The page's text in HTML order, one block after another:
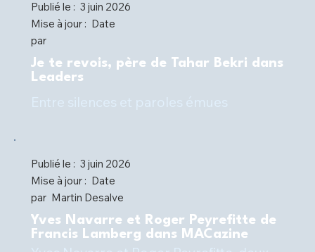
Publié le : 3 juin 2026
Mise à jour : Date
par
Je te revois, père de Tahar Bekri dans
Leaders
Publié le : 3 juin 2026
Mise à jour : Date
par Martin Desalve
Yves Navarre et Roger Peyrefitte de
Francis Lamberg dans MACazine